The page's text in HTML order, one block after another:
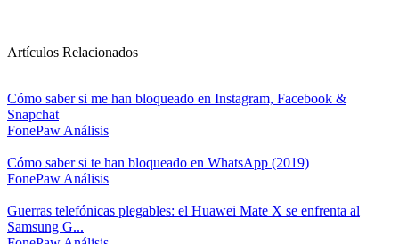
Artículos Relacionados
Cómo saber si me han bloqueado en Instagram, Facebook &
Snapchat
FonePaw Análisis
Cómo saber si te han bloqueado en WhatsApp (2019)
FonePaw Análisis
Guerras telefónicas plegables: el Huawei Mate X se enfrenta al
Samsung G...